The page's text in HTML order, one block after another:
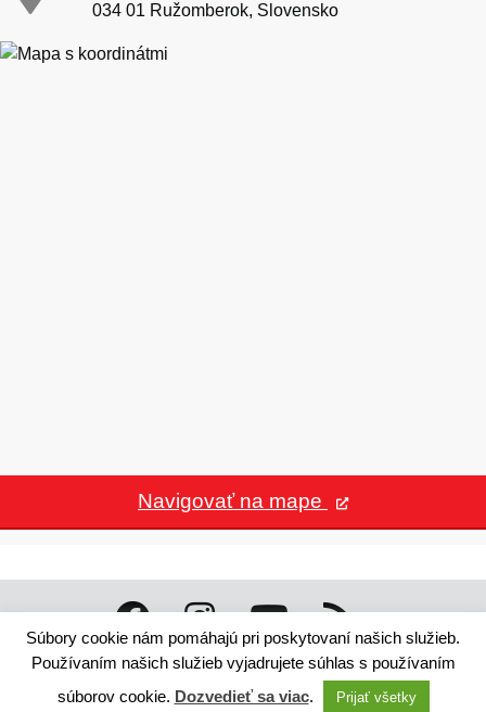
034 01 Ružomberok, Slovensko
Navigovať na mape
Technický dodávateľ: ANTIK Telecom, s. r. o. |
smart city systém
Správca webového sídla: Mesto Ružomberok,
Súbory cookie nám pomáhajú pri poskytovaní našich služieb.
Používaním našich služieb vyjadrujete súhlas s používaním
súborov cookie. Dozvedieť sa viac. Prijať všetky